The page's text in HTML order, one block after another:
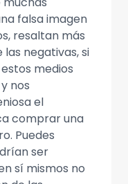
falsa imagen
resaltan más
las negativas, si
medios
nos
el
comprar una
Puedes
ser
sí mismos no